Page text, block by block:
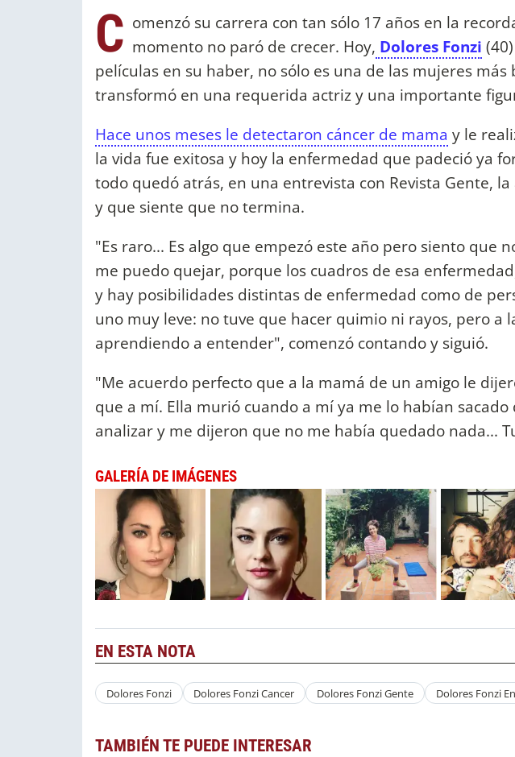
C omenzó su carrera con tan sólo 17 años en la
momento no paró de crecer. Hoy, Dolores Fonzi
películas en su haber, no sólo es una de las mujeres
transformó en una requerida actriz y una importante
Hace unos meses le detectaron cáncer de mama y le
la vida fue exitosa y hoy la enfermedad que padeció ya
todo quedó atrás, en una entrevista con Revista Gente,
y que siente que no termina.
"Es raro... Es algo que empezó este año pero siento que
me puedo quejar, porque los cuadros de esa
y hay posibilidades distintas de enfermedad como de
uno muy leve: no tuve que hacer quimio ni rayos, pero a
aprendiendo a entender", comenzó contando y siguió.
"Me acuerdo perfecto que a la mamá de un amigo le
que a mí. Ella murió cuando a mí ya me lo habían
analizar y me dijeron que no me había quedado nada...
GALERÍA DE IMÁGENES
EN ESTA NOTA
Dolores Fonzi Dolores Fonzi Cancer Dolores Fonzi Gente Dolores Fonzi
TAMBIÉN TE PUEDE INTERESAR